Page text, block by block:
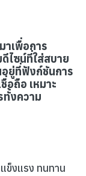
าเพื่อการ
ไซน์ที่ใส่สบาย
อยู่ที่ฟังก์ชันการ
อถือ เหมาะ
ทั้งความ
ข็งแรง ทนทาน